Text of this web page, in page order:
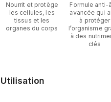
Nourrit et protège
les cellules, les
tissus et les
organes du corps
Formule anti-
avancée qui
à protéger
l’organisme
à des
clés
Utilisation